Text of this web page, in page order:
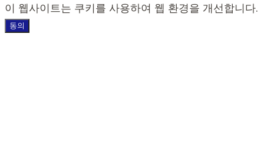
이 웹사이트는 쿠키를 사용하여 웹 환경을 개선합니다.
동의